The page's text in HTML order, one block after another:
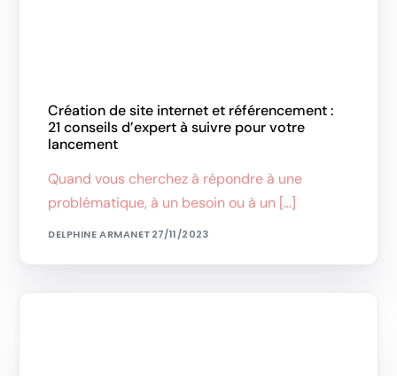
Création de site internet et référencement :
21 conseils d’expert à suivre pour votre
lancement
Quand vous cherchez à répondre à une
problématique, à un besoin ou à un […]
DELPHINE ARMANET27/11/2023